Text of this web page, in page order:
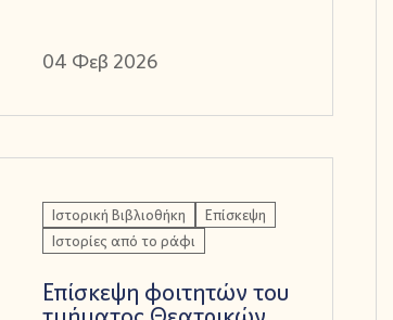
04 Φεβ 2026
Ιστορική Βιβλιοθήκη
Επίσκεψη
Ιστορίες από το ράφι
Επίσκεψη φοιτητών του